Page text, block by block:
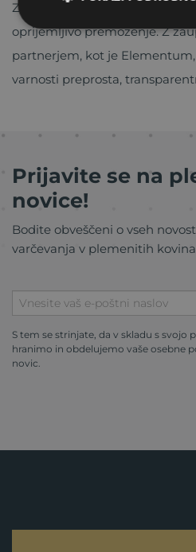
Zamenjajte del svojih
oprijemljivo premoženje. Z
partnerjem, kot je
varnosti preprosta,
Prijavite se na
novice!
Bodite obveščeni o vseh
varčevanja v plemenitih
S tem se strinjate, da v skladu s svojo
hranimo in obdelujemo vaše osebne
novic.